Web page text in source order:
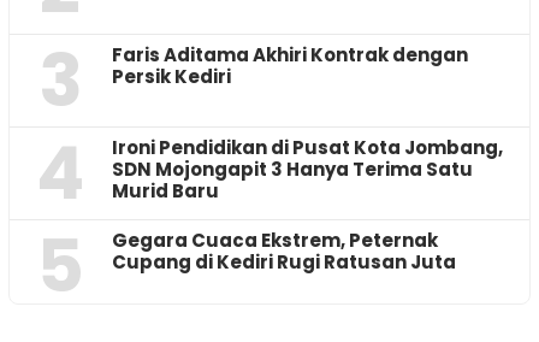
3
Faris Aditama Akhiri Kontrak dengan
Persik Kediri
4
Ironi Pendidikan di Pusat Kota Jombang,
SDN Mojongapit 3 Hanya Terima Satu
Murid Baru
5
‎Gegara Cuaca Ekstrem, Peternak
Cupang di Kediri Rugi Ratusan Juta